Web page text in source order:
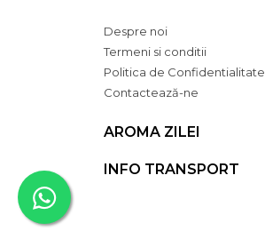
Despre noi
Termeni si conditii
Politica de Confidentialitate
Contactează-ne
AROMA ZILEI
INFO TRANSPORT